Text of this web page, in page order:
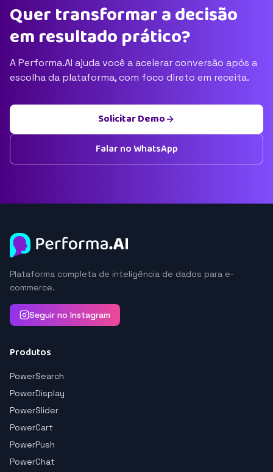
Quer transformar a decisão
em resultado prático?
A Performa.AI ajuda você a acelerar conversão após a
escolha da plataforma, com foco direto em receita.
Solicitar Demo
Falar no WhatsApp
Plataforma completa de inteligência de dados para e-
commerce.
Seguir no Instagram
Produtos
PowerSearch
PowerDisplay
PowerSlider
PowerCart
PowerPush
PowerChat